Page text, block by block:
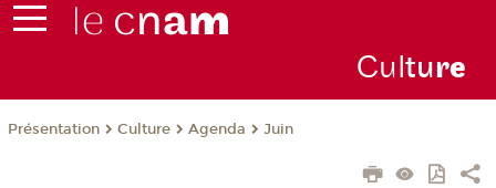
Culture
Présentation Culture Agenda Juin